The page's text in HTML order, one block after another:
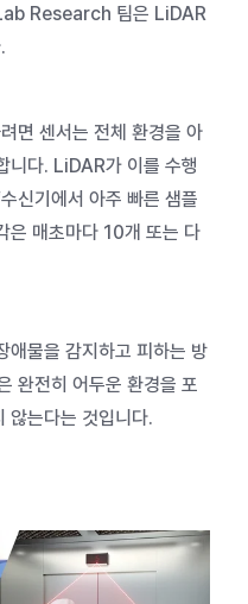
Research 팀은 LiDAR
면 센서는 전체 환경을 아
니다. LiDAR가 이를 수행
신기에서 아주 빠른 샘플
은 매초마다 10개 또는 다
애물을 감지하고 피하는 방
완전히 어두운 환경을 포
않는다는 것입니다.